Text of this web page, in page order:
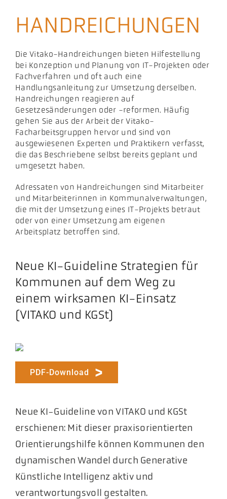
HANDREICHUNGEN
Die Vitako-Handreichungen bieten Hilfestellung
bei Konzeption und Planung von IT-Projekten oder
Fachverfahren und oft auch eine
Handlungsanleitung zur Umsetzung derselben.
Handreichungen reagieren auf
Gesetzesänderungen oder -reformen. Häufig
gehen Sie aus der Arbeit der Vitako-
Facharbeitsgruppen hervor und sind von
ausgewiesenen Experten und Praktikern verfasst,
die das Beschriebene selbst bereits geplant und
umgesetzt haben.
Adressaten von Handreichungen sind Mitarbeiter
und Mitarbeiterinnen in Kommunalverwaltungen,
die mit der Umsetzung eines IT-Projekts betraut
oder von einer Umsetzung am eigenen
Arbeitsplatz betroffen sind.
Neue KI-Guideline Strategien für
Kommunen auf dem Weg zu
einem wirksamen KI-Einsatz
(VITAKO und KGSt)
PDF-Download
Neue KI-Guideline von VITAKO und KGSt
erschienen: Mit dieser praxisorientierten
Orientierungshilfe können Kommunen den
dynamischen Wandel durch Generative
Künstliche Intelligenz aktiv und
verantwortungsvoll gestalten.